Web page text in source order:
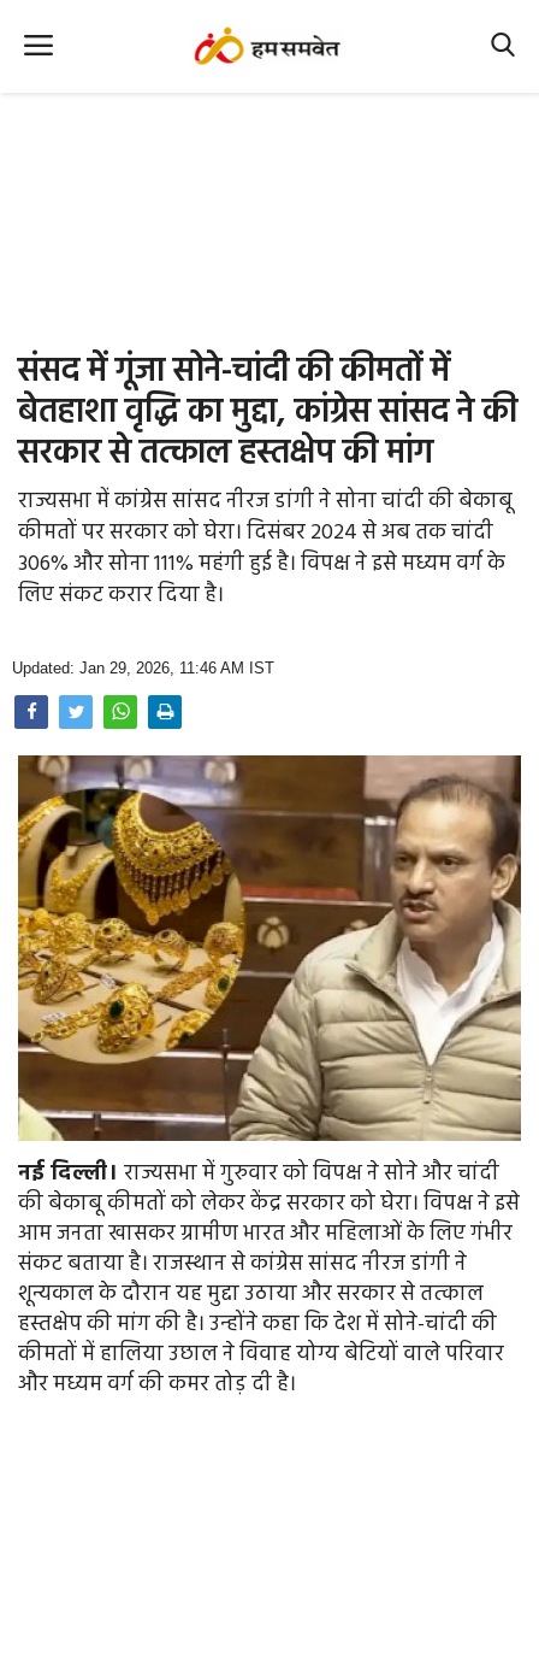
Office Office
Political Gossips
Farm & Food
Opinion
Photo Gallery
Home
संसद में गूंजा सोने-चांदी की कीमतों में
बेतहाशा वृद्धि का मुद्दा, कांग्रेस सांसद ने की
सरकार से तत्काल हस्तक्षेप की मांग
राज्यसभा में कांग्रेस सांसद नीरज डांगी ने सोना चांदी की बेकाबू
कीमतों पर सरकार को घेरा। दिसंबर 2024 से अब तक चांदी
306% और सोना 111% महंगी हुई है। विपक्ष ने इसे मध्यम वर्ग के
लिए संकट करार दिया है।
Updated: Jan 29, 2026, 11:46 AM IST
नई दिल्ली। राज्यसभा में गुरुवार को विपक्ष ने सोने और चांदी
की बेकाबू कीमतों को लेकर केंद्र सरकार को घेरा। विपक्ष ने इसे
आम जनता खासकर ग्रामीण भारत और महिलाओं के लिए गंभीर
संकट बताया है। राजस्थान से कांग्रेस सांसद नीरज डांगी ने
शून्यकाल के दौरान यह मुद्दा उठाया और सरकार से तत्काल
हस्तक्षेप की मांग की है। उन्होंने कहा कि देश में सोने-चांदी की
कीमतों में हालिया उछाल ने विवाह योग्य बेटियों वाले परिवार
और मध्यम वर्ग की कमर तोड़ दी है।